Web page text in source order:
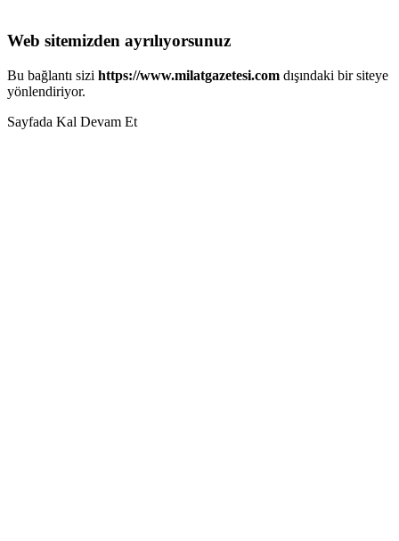
Web sitemizden ayrılıyorsunuz
Bu bağlantı sizi https://www.milatgazetesi.com dışındaki bir siteye
yönlendiriyor.
Sayfada Kal Devam Et